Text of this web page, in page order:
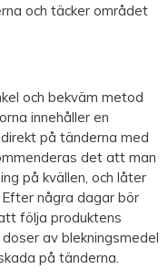
och täcker området
och bekväm metod
innehåller en
på tänderna med
det att man
på kvällen, och låter
några dagar bör
följa produktens
av blekningsmedel
på tänderna.